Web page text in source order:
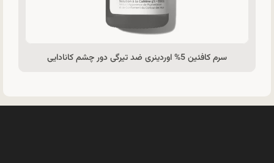
سرم کافئین 5% اوردینری ضد تیرگی دور چشم کانادایی